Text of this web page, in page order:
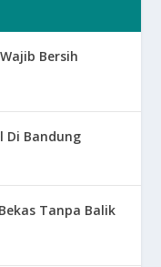
Bersih
Di Bandung
Tanpa Balik